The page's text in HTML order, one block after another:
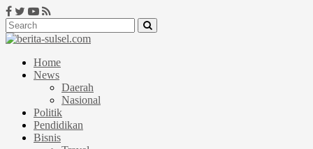
Home
News
Daerah
Nasional
Politik
Pendidikan
Bisnis